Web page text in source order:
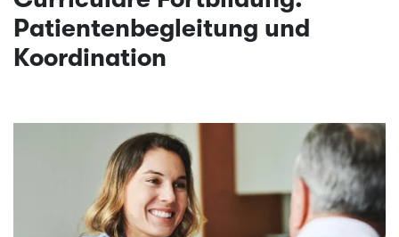
Patientenbegleitung und
Koordination